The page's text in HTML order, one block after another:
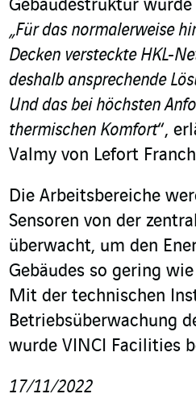
Gebäudestruktur
„Für das normalerweise
Decken versteckte HKL-
deshalb ansprechende
Und das bei höchsten
thermischen Komfort“,
Valmy von Lefort
Die Arbeitsbereiche
Sensoren von der
überwacht, um den
Gebäudes so gering
Mit der technischen
Betriebsüberwachung
wurde VINCI Facilities
17/11/2022